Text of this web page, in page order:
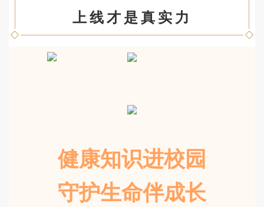
上线才是真实力
健康知识进校园
守护生命伴成长